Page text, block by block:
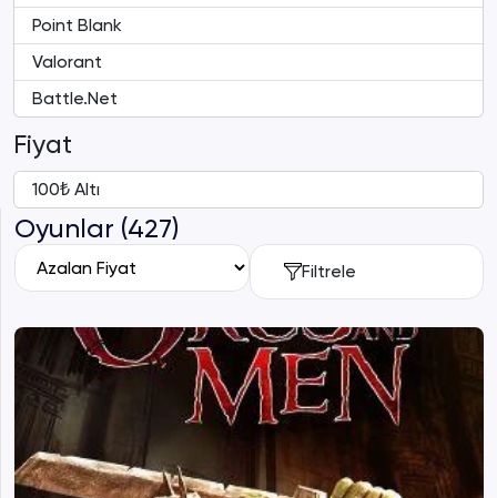
Point Blank
Valorant
Battle.Net
Fiyat
100₺ Altı
Oyunlar (427)
Filtrele